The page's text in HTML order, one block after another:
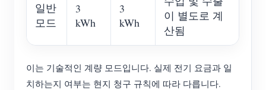
일반
모드
3
kWh
3
kWh
이 별도로 계
산됨
이는 기술적인 계량 모드입니다. 실제 전기 요금과 일
치하는지 여부는 현지 청구 규칙에 따라 다릅니다.